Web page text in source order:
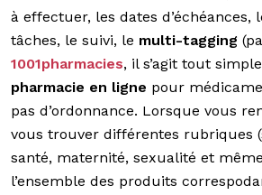
à effectuer, les dates d’échéances,
tâches, le suivi, le multi-tagging
1001pharmacies, il s’agit tout
pharmacie en ligne pour
pas d’ordonnance. Lorsque vous
vous trouver différentes rubriques
santé, maternité, sexualité et
l’ensemble des produits